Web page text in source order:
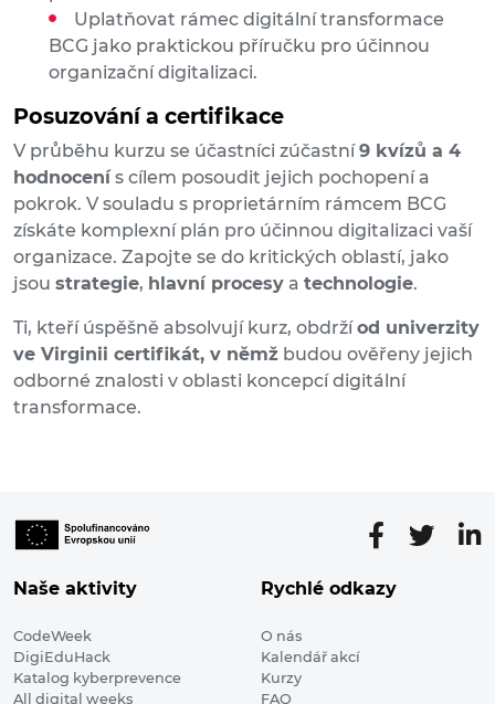
Uplatňovat rámec digitální transformace
BCG jako praktickou příručku pro účinnou
organizační digitalizaci.
Posuzování a certifikace
V průběhu kurzu se účastníci zúčastní9 kvízů a 4
hodnocení s cílem posoudit jejich pochopení a
pokrok. V souladu s proprietárním rámcem BCG
získáte komplexní plán pro účinnou digitalizaci vaší
organizace. Zapojte se do kritických oblastí, jako
jsou strategie, hlavní procesy a technologie.
Ti, kteří úspěšně absolvují kurz, obdržíod univerzity
ve Virginii certifikát, v němž budou ověřeny jejich
odborné znalosti v oblasti koncepcí digitální
transformace.
Naše aktivity
CodeWeek
DigiEduHack
Katalog kyberprevence
All digital weeks
Rychlé odkazy
O nás
Kalendář akcí
Kurzy
FAQ